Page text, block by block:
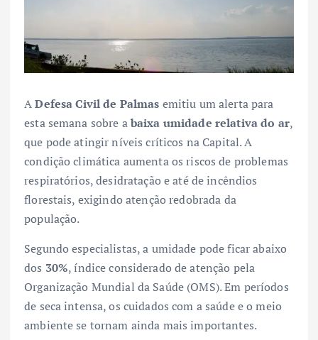
ADefesa Civil de Palmas emitiu um alerta para
esta semana sobre abaixa umidade relativa do ar,
que pode atingir níveis críticos na Capital. A
condição climática aumenta os riscos de problemas
respiratórios, desidratação e até de incêndios
florestais, exigindo atenção redobrada da
população.
Segundo especialistas, a umidade pode ficar abaixo
dos 30%, índice considerado de atenção pela
Organização Mundial da Saúde (OMS). Em períodos
de seca intensa, os cuidados com a saúde e o meio
ambiente se tornam ainda mais importantes.